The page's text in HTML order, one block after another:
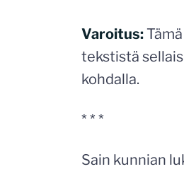
Varoitus:
tekstistä
kohdalla.
* * *
Sain kunnian